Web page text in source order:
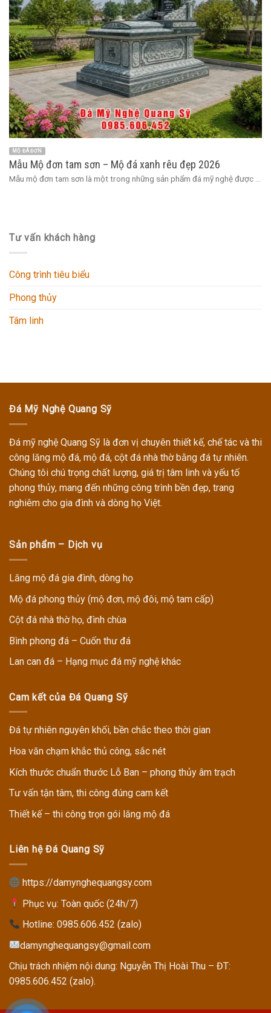
MỘ ĐÁ ĐƠN
Mẫu Mộ đơn tam sơn – Mộ đá xanh rêu đẹp 2026
Mẫu mộ đơn tam sơn là một trong những sản phẩm đá mỹ nghệ được ...
Tư vấn khách hàng
Công trình tiêu biểu
Phong thủy
Tâm linh
Đá Mỹ Nghệ Quang Sỹ
Đá mỹ nghệ Quang Sỹ là đơn vị chuyên thiết kế, chế tác và thi
công lăng mộ đá, mộ đá, cột đá nhà thờbằng đá tự nhiên.
Chúng tôi chú trọng chất lượng, giá trị tâm linh và yếu tố
phong thủy, mang đến những công trình bền đẹp, trang
nghiêm cho gia đình và dòng họ Việt.
Sản phẩm – Dịch vụ
Lăng mộ đá gia đình, dòng họ
Mộ đá phong thủy (mộ đơn, mộ đôi, mộ tam cấp)
Cột đá nhà thờ họ, đình chùa
Bình phong đá – Cuốn thư đá
Lan can đá – Hạng mục đá mỹ nghệ khác
Cam kết của Đá Quang Sỹ
Đá tự nhiên nguyên khối, bền chắc theo thời gian
Hoa văn chạm khắc thủ công, sắc nét
Kích thước chuẩn thước Lỗ Ban – phong thủy âm trạch
Tư vấn tận tâm, thi công đúng cam kết
Thiết kế – thi công trọn gói lăng mộ đá
Liên hệ Đá Quang Sỹ
https://damynghequangsy.com
Phục vụ: Toàn quốc (24h/7)
Hotline:0985.606.452 (zalo)
damynghequangsy@gmail.com
Chịu trách nhiệm nội dung: Nguyễn Thị Hoài Thu – ĐT:
0985.606.452 (zalo).